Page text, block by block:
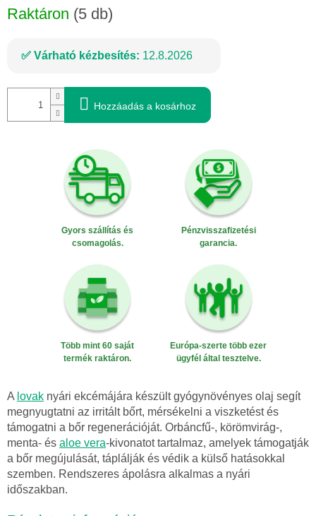
Raktáron (5 db)
Várható kézbesítés: 12.8.2026
Hozzáadás a kosárhoz
Gyors szállítás és
csomagolás.
Pénzvisszafizetési
garancia.
Több mint 60 saját
termék raktáron.
Európa-szerte több ezer
ügyfél által tesztelve.
A lovak nyári ekcémájára készült gyógynövényes olaj segít
megnyugtatni az irritált bőrt, mérsékelni a viszketést és
támogatni a bőr regenerációját. Orbáncfű-, körömvirág-,
menta- és aloe vera-kivonatot tartalmaz, amelyek támogatják
a bőr megújulását, táplálják és védik a külső hatásokkal
szemben. Rendszeres ápolásra alkalmas a nyári
időszakban.